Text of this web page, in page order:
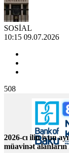
SOSİAL
10:15 09.07.2026
508
2026-cı ilin iyun
müavinət alanların